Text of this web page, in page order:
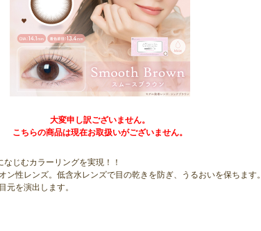
大変申し訳ございません。
こちらの商品は現在お取扱いがございません。
じむカラーリングを実現！！
ン性レンズ。低含水レンズで目の乾きを防ぎ、うるおいを保ちます。
元を演出します。